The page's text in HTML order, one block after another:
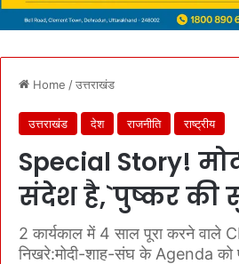
Home /उत्तराखंड
उत्तराखंड देश राजनीति राष्ट्रीय
Special Story!
संदेश है,`पुष्कर की
2 कार्यकाल में 4 साल पूरा करने वाले
निखरे:मोदी-शाह-संघ के Agenda को